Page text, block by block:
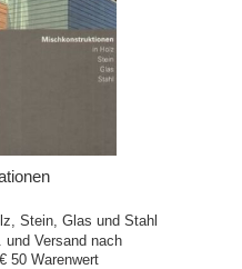
Stein, Glas und Stahl
und Versand nach
50 Warenwert